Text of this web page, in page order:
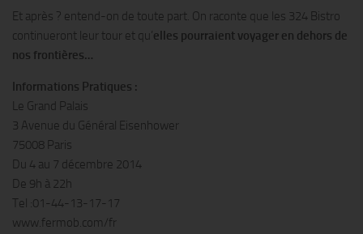
Et après ? entend-on de toute part. On raconte que les 324 Bistro
continueront leur tour et qu’elles pourraient voyager en dehors de
nos frontières…
Informations Pratiques :
Le Grand Palais
3 Avenue du Général Eisenhower
75008 Paris
Du 4 au 7 décembre 2014
De 9h à 22h
Tel :01-44-13-17-17
www.fermob.com/fr